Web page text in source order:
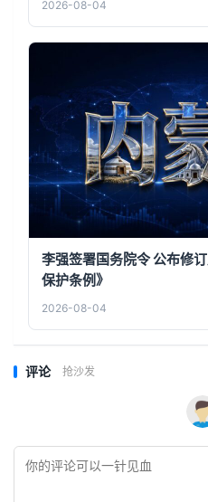
2026-08-04
李强签署国务院令 公布修
保护条例》
2026-08-04
评论 抢沙发